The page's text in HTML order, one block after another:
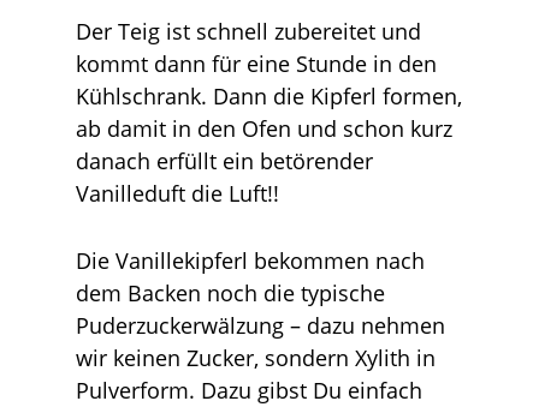
Der Teig ist schnell zubereitet und
kommt dann für eine Stunde in den
Kühlschrank. Dann die Kipferl formen,
ab damit in den Ofen und schon kurz
danach erfüllt ein betörender
Vanilleduft die Luft!!
Die Vanillekipferl bekommen nach
dem Backen noch die typische
Puderzuckerwälzung – dazu nehmen
wir keinen Zucker, sondern Xylith in
Pulverform. Dazu gibst Du einfach